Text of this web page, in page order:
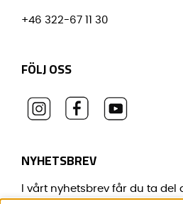
+46 322-67 11 30
FÖLJ OSS
NYHETSBREV
I vårt nyhetsbrev får du ta del